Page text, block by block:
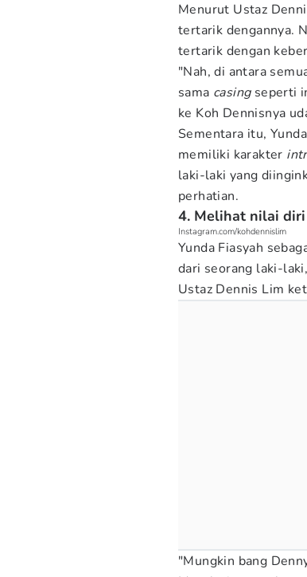
Menurut Ustaz
tertarik dengannya.
tertarik dengan
"Nah, di antara
sama casing seperti
ke Koh Dennisnya
Sementara itu,
memiliki karakter
laki-laki yang
perhatian.
4. Melihat nilai
Instagram.com/kohdennislim
Yunda Fiasyah
dari seorang laki-
Ustaz Dennis Lim
"Mungkin bang